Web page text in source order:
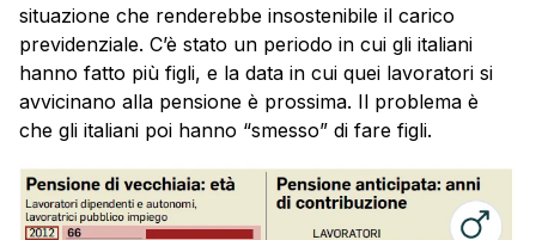
situazione che renderebbe insostenibile il carico
previdenziale. C’è stato un periodo in cui gli italiani
hanno fatto più figli, e la data in cui quei lavoratori si
avvicinano alla pensione è prossima. Il problema è
che gli italiani poi hanno “smesso” di fare figli.